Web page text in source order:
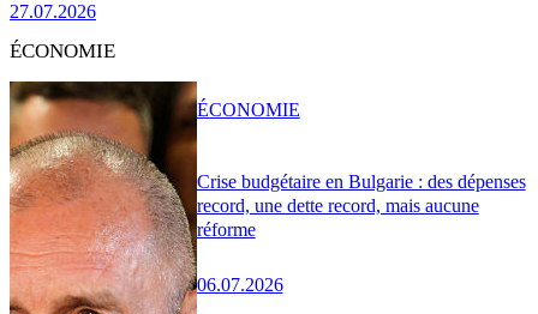
27.07.2026
ÉCONOMIE
Crise budgétaire en Bulgarie : des dépenses
record, une dette record, mais aucune
réforme
06.07.2026
ÉCONOMIE